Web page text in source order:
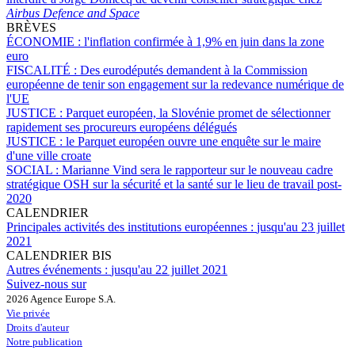
Airbus Defence and Space
BRÈVES
ÉCONOMIE : l'inflation confirmée à 1,9% en juin dans la zone
euro
FISCALITÉ : Des eurodéputés demandent à la Commission
européenne de tenir son engagement sur la redevance numérique de
l'UE
JUSTICE : Parquet européen, la Slovénie promet de sélectionner
rapidement ses procureurs européens délégués
JUSTICE : le Parquet européen ouvre une enquête sur le maire
d'une ville croate
SOCIAL : Marianne Vind sera le rapporteur sur le nouveau cadre
stratégique OSH sur la sécurité et la santé sur le lieu de travail post-
2020
CALENDRIER
Principales activités des institutions européennes : jusqu'au 23 juillet
2021
CALENDRIER BIS
Autres événements : jusqu'au 22 juillet 2021
Suivez-nous sur
2026 Agence Europe S.A.
Vie privée
Droits d'auteur
Notre publication